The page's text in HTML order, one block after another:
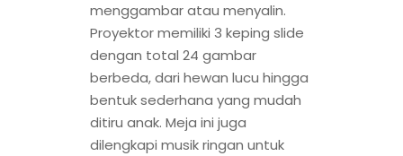
menggambar atau menyalin.
Proyektor memiliki 3 keping slide
dengan total 24 gambar
berbeda, dari hewan lucu hingga
bentuk sederhana yang mudah
ditiru anak. Meja ini juga
dilengkapi musik ringan untuk